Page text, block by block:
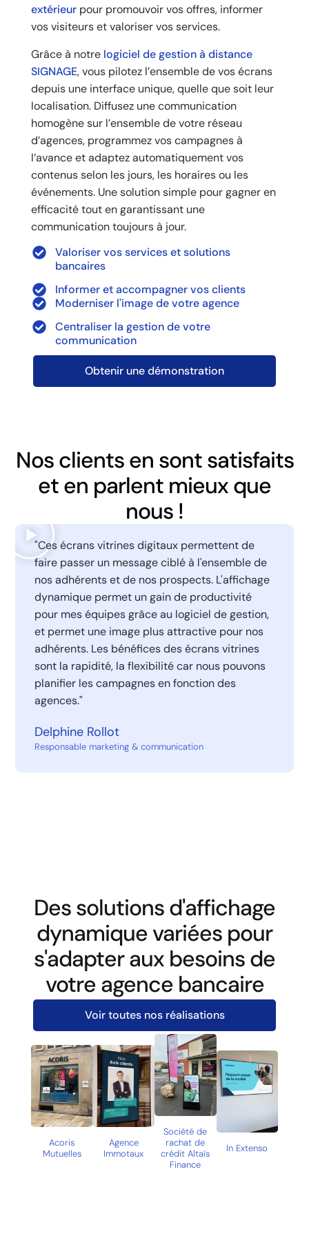
extérieurpour promouvoir vos offres, informer
vos visiteurs et valoriser vos services.
Grâce à notre logiciel de gestion à distance
SIGNAGE, vous pilotez l’ensemble de vos écrans
depuis une interface unique, quelle que soit leur
localisation. Diffusez une communication
homogène sur l’ensemble de votre réseau
d’agences, programmez vos campagnes à
l’avance et adaptez automatiquement vos
contenus selon les jours, les horaires ou les
événements. Une solution simple pour gagner en
efficacité tout en garantissant une
communication toujours à jour.
Valoriser vos services et solutions
bancaires
Informer et accompagner vos clients
Moderniser l'image de votre agence
Centraliser la gestion de votre
communication
Obtenir une démonstration
Nos clients en sont satisfaits
et en parlent mieux que
nous !
"Ces écrans vitrines digitaux permettent de
faire passer un message ciblé à l'ensemble de
nos adhérents et de nos prospects. L'affichage
dynamique permet un gain de productivité
pour mes équipes grâce au logiciel de gestion,
et permet une image plus attractive pour nos
adhérents. Les bénéfices des écrans vitrines
sont la rapidité, la flexibilité car nous pouvons
planifier les campagnes en fonction des
agences."
Delphine Rollot
Responsable marketing & communication
Des solutions d'affichage
dynamique variées pour
s'adapter aux besoins de
votre agence bancaire
Voir toutes nos réalisations
Acoris
Mutuelles
Agence
Immotaux
Société de
rachat de
crédit Altaïs
Finance
In Extenso